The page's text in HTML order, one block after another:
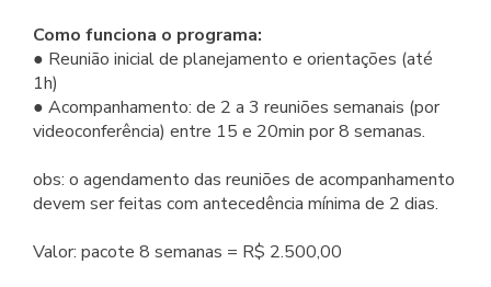
Como funciona o programa:
● Reunião inicial de planejamento e orientações (até
1h)
● Acompanhamento: de 2 a 3 reuniões semanais (por
videoconferência) entre 15 e 20min por 8 semanas.
obs: o agendamento das reuniões de acompanhamento
devem ser feitas com antecedência mínima de 2 dias.
Valor: pacote 8 semanas = R$ 2.500,00